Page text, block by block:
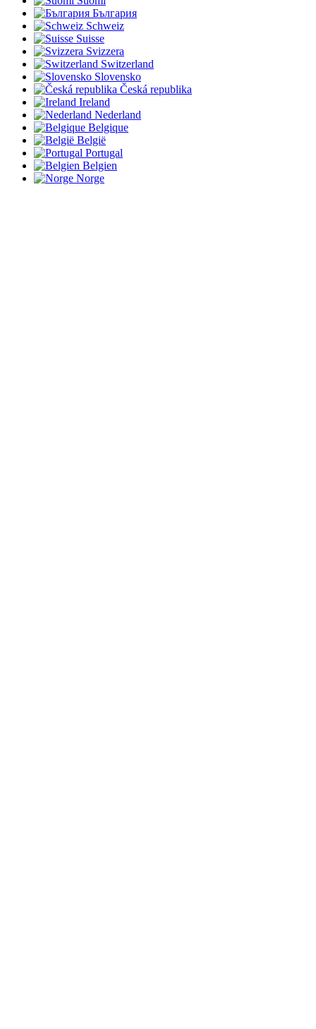
България
Schweiz
Suisse
Svizzera
Switzerland
Slovensko
Česká republika
Ireland
Nederland
Belgique
België
Portugal
Belgien
Norge